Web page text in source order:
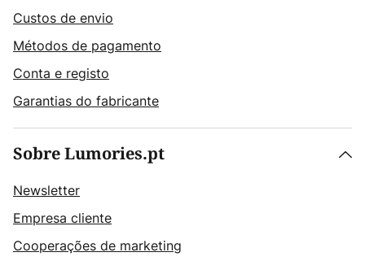
Custos de envio
Métodos de pagamento
Conta e registo
Garantias do fabricante
Sobre Lumories.pt
Newsletter
Empresa cliente
Cooperações de marketing